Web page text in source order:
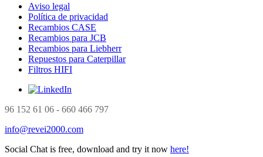
Aviso legal
Política de privacidad
Recambios CASE
Recambios para JCB
Recambios para Liebherr
Repuestos para Caterpillar
Filtros HIFI
96 152 61 06 - 660 466 797
info@revei2000.com
Social Chat is free, download and try it now here!